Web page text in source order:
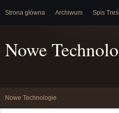
Strona główna Archiwum Spis
Nowe
Nowe Technologie